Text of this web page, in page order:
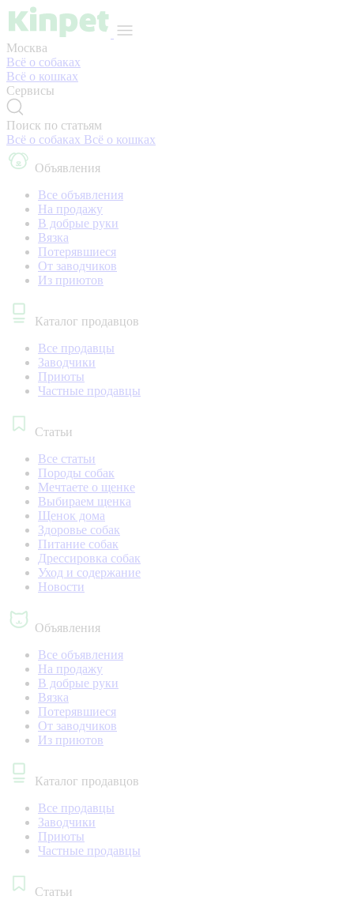
Москва
Всё о собаках
Всё о кошках
Сервисы
Поиск по статьям
Всё о собаках Всё о кошках
Объявления
Все объявления
На продажу
В добрые руки
Вязка
Потерявшиеся
От заводчиков
Из приютов
Каталог продавцов
Все продавцы
Заводчики
Приюты
Частные продавцы
Статьи
Все статьи
Породы собак
Мечтаете о щенке
Выбираем щенка
Щенок дома
Здоровье собак
Питание собак
Дрессировка собак
Уход и содержание
Новости
Объявления
Все объявления
На продажу
В добрые руки
Вязка
Потерявшиеся
От заводчиков
Из приютов
Каталог продавцов
Все продавцы
Заводчики
Приюты
Частные продавцы
Статьи